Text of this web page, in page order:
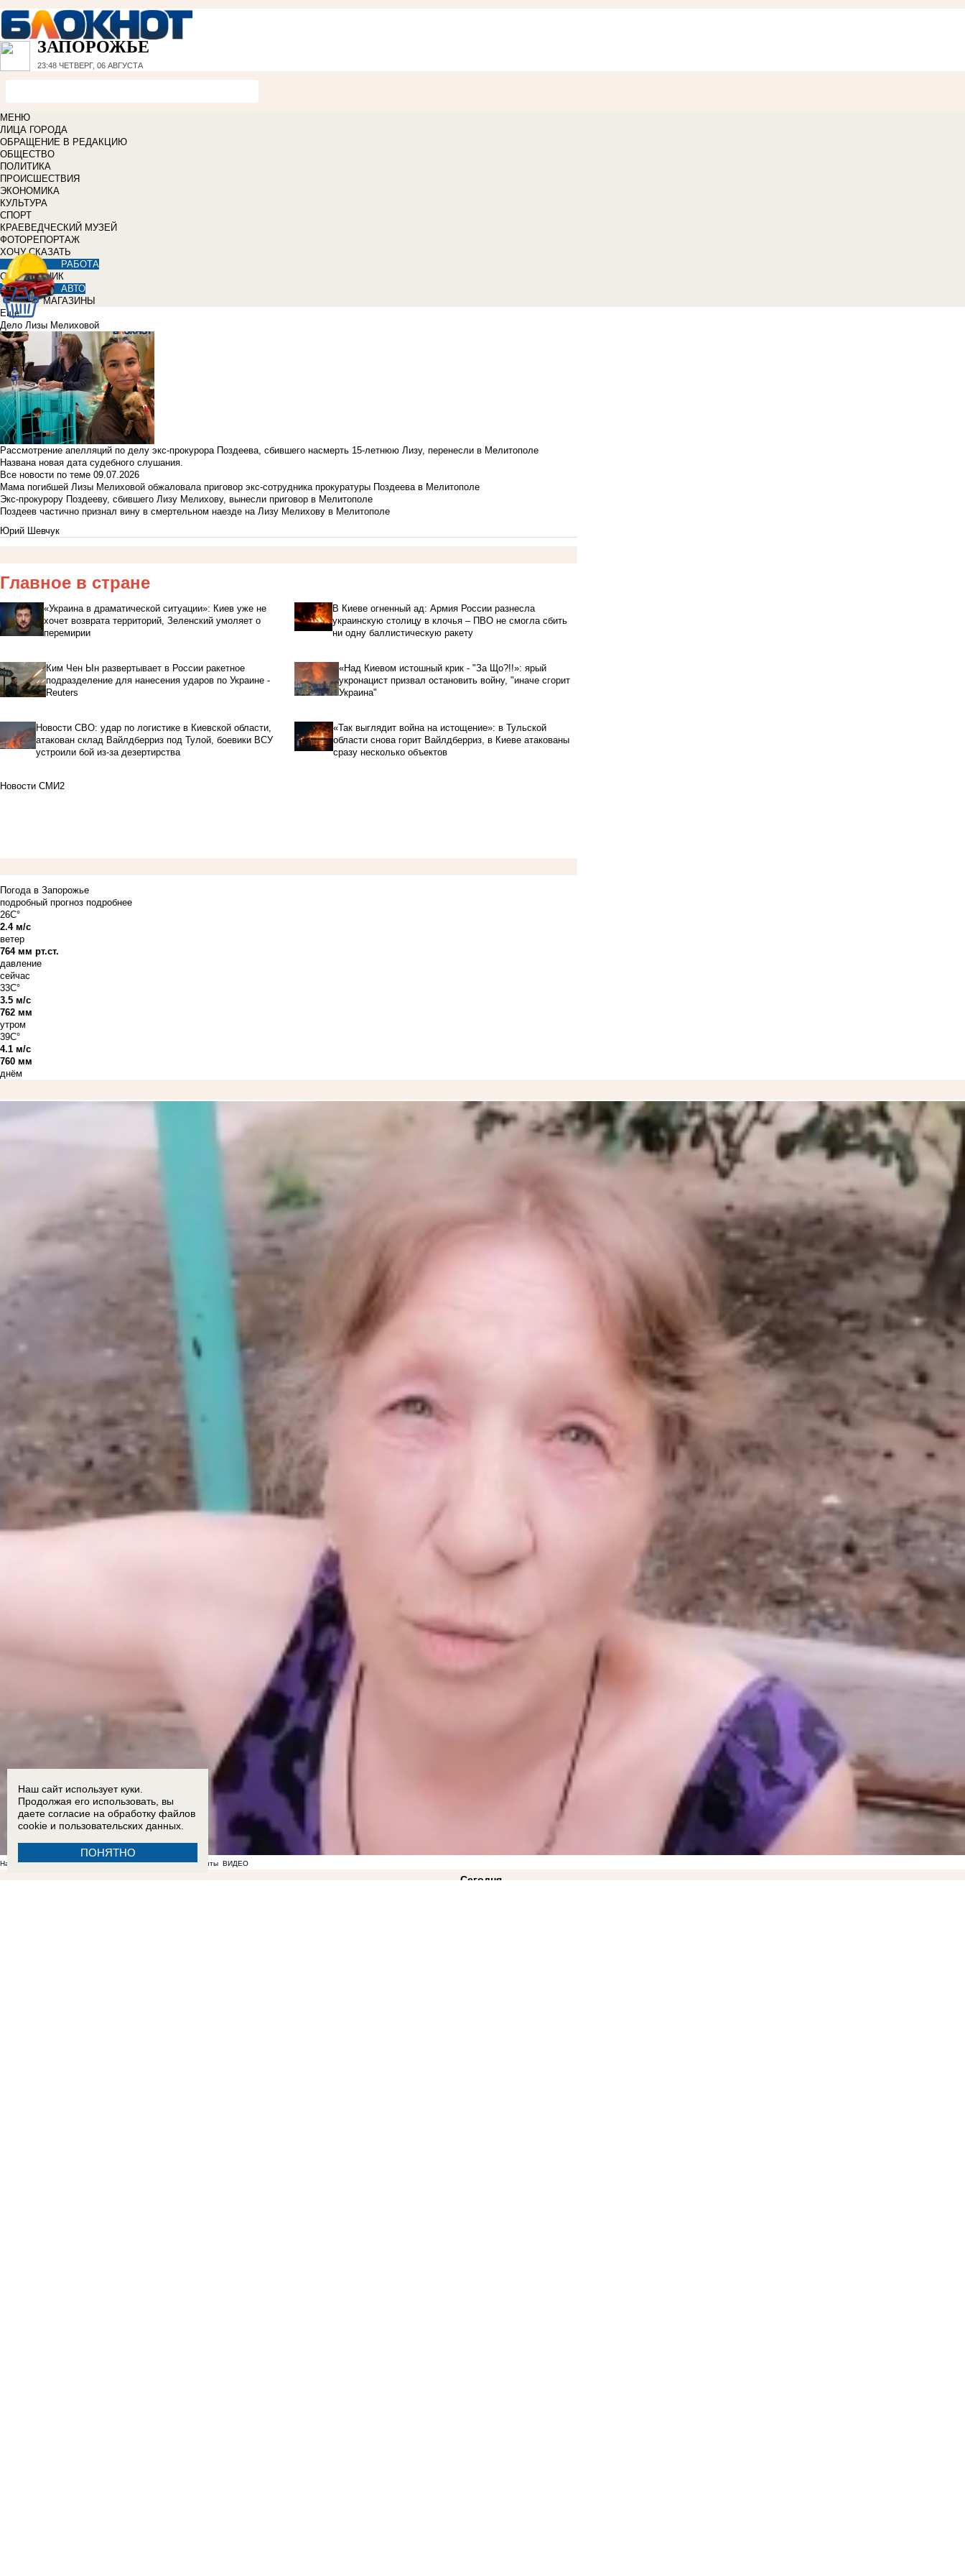
ЗАПОРОЖЬЕ
23:48 ЧЕТВЕРГ, 06 АВГУСТА
МЕНЮ
ЛИЦА ГОРОДА
ОБРАЩЕНИЕ В РЕДАКЦИЮ
ОБЩЕСТВО
ПОЛИТИКА
ПРОИСШЕСТВИЯ
ЭКОНОМИКА
КУЛЬТУРА
СПОРТ
КРАЕВЕДЧЕСКИЙ МУЗЕЙ
ФОТОРЕПОРТАЖ
ХОЧУ СКАЗАТЬ
РАБОТА
СПРАВОЧНИК
АВТО
МАГАЗИНЫ
Еще
Дело Лизы Мелиховой
Рассмотрение апелляций по делу экс-прокурора Поздеева, сбившего насмерть 15-летнюю Лизу, перенесли в Мелитополе
Названа новая дата судебного слушания.
Все новости по теме 09.07.2026
Мама погибшей Лизы Мелиховой обжаловала приговор экс-сотрудника прокуратуры Поздеева в Мелитополе
Экс-прокурору Поздееву, сбившего Лизу Мелихову, вынесли приговор в Мелитополе
Поздеев частично признал вину в смертельном наезде на Лизу Мелихову в Мелитополе
Юрий Шевчук
Главное в стране
«Украина в драматической ситуации»: Киев уже не
хочет возврата территорий, Зеленский умоляет о
перемирии
В Киеве огненный ад: Армия России разнесла
украинскую столицу в клочья – ПВО не смогла сбить
ни одну баллистическую ракету
Ким Чен Ын развертывает в России ракетное
подразделение для нанесения ударов по Украине -
Reuters
«Над Киевом истошный крик - "За Що?!!»: ярый
укронацист призвал остановить войну, "иначе сгорит
Украина"
Новости СВО: удар по логистике в Киевской области,
атакован склад Вайлдберриз под Тулой, боевики ВСУ
устроили бой из-за дезертирства
«Так выглядит война на истощение»: в Тульской
области снова горит Вайлдберриз, в Киеве атакованы
сразу несколько объектов
Новости СМИ2
Погода в Запорожье
подробный прогноз подробнее
26C°
2.4 м/с
ветер
764 мм рт.ст.
давление
сейчас
33C°
3.5 м/с
762 мм
утром
39C°
4.1 м/с
760 мм
днём
На фоне отсутствия воды в Мелитополе появились спекулянты ВИДЕО
Сегодня
Наш сайт использует куки.
Продолжая его использовать, вы
даете согласие на обработку файлов
cookie и пользовательских данных.
ПОНЯТНО